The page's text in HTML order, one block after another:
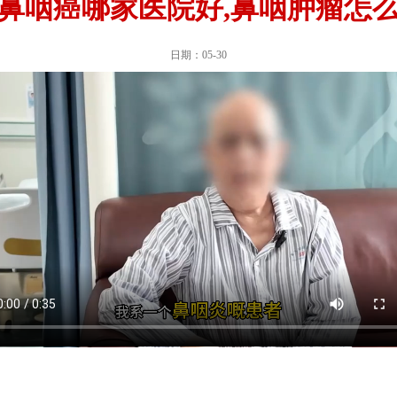
咽癌哪家医院好,鼻咽肿瘤怎
日期：05-30